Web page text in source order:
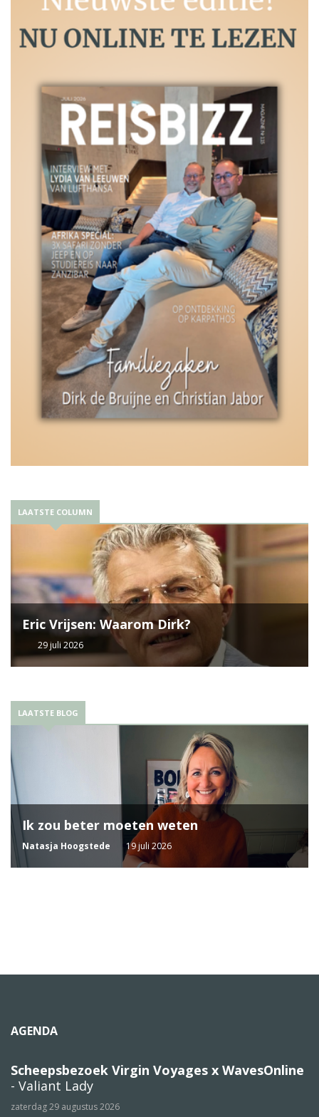
LAATSTE COLUMN
Eric Vrijsen: Waarom Dirk?
29 juli 2026
LAATSTE BLOG
Ik zou beter moeten weten
Natasja Hoogstede 19 juli 2026
AGENDA
Scheepsbezoek Virgin Voyages x WavesOnline
- Valiant Lady
zaterdag 29 augustus 2026